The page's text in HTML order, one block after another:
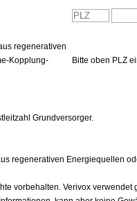
regenerativen
Kopplung-
Bitte oben PLZ
Grundversorger.
regenerativen Energiequellen
vorbehalten. Verivox verwendet